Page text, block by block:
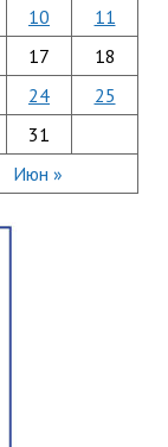
Июн »
10
11
17
18
24
25
31